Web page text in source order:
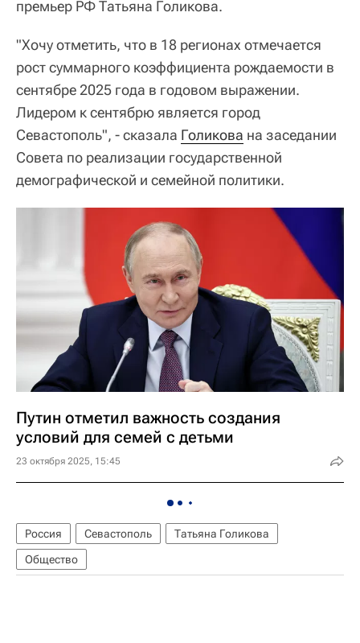
премьер РФ Татьяна Голикова.
"Хочу отметить, что в 18 регионах отмечается
рост суммарного коэффициента рождаемости в
сентябре 2025 года в годовом выражении.
Лидером к сентябрю является город
Севастополь", - сказала Голикова на заседании
Совета по реализации государственной
демографической и семейной политики.
Путин отметил важность создания
условий для семей с детьми
23 октября 2025, 15:45
Россия Севастополь
Татьяна Голикова
Общество